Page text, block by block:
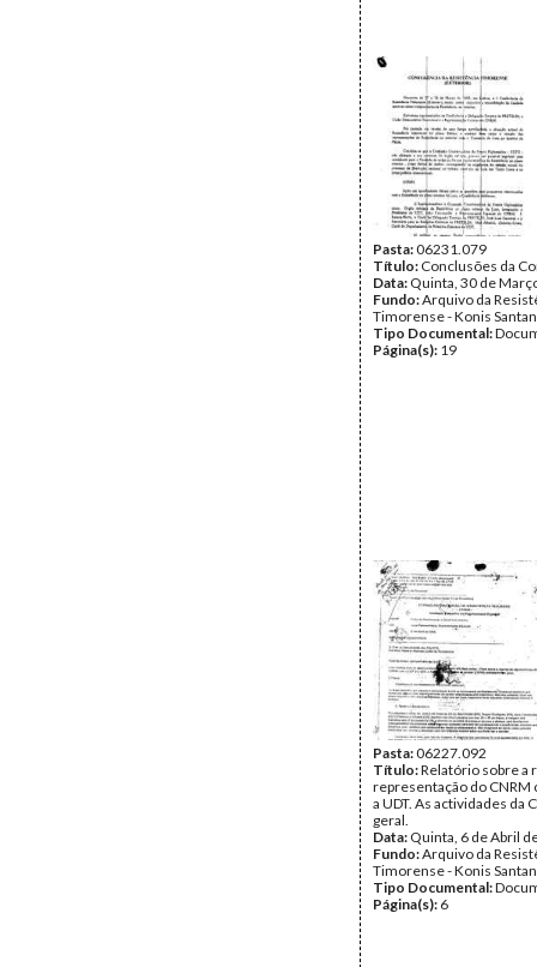
Pasta:06231.079
Título: Conclusões da
Data: Quinta, 30 de
Fundo:Arquivo da
Timorense - Konis
Tipo Documental:
Página(s): 19
Pasta:06227.092
Título:Relatório sobre a
representação do CNRM
a UDT. As actividades da
geral.
Data: Quinta, 6 de Abril
Fundo:Arquivo da
Timorense - Konis
Tipo Documental:
Página(s): 6